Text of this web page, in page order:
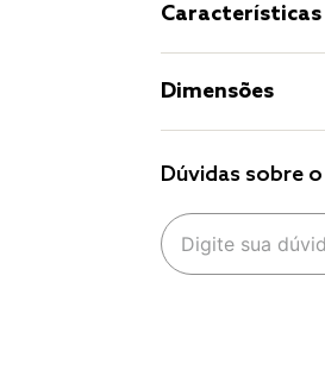
Características
Dimensões
Dúvidas sobre